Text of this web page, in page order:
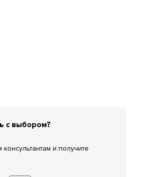
с выбором?
и получите